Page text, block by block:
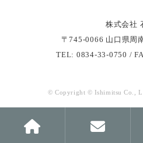
株式会社
〒745-0066 ⼭⼝県周
TEL: 0834-33-0750 /
© Copyright © Ishimitsu Co.,